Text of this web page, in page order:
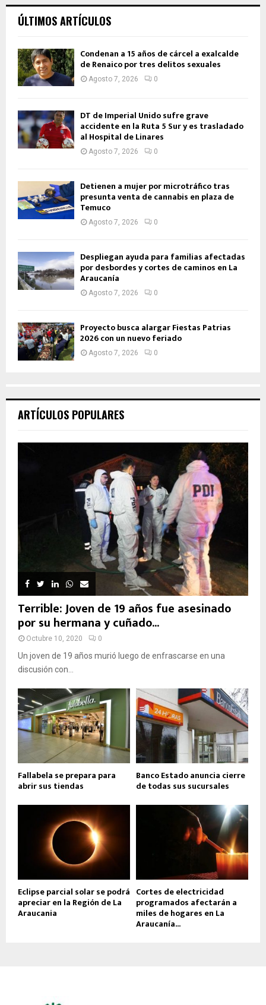
ÚLTIMOS ARTÍCULOS
Condenan a 15 años de cárcel a exalcalde
de Renaico por tres delitos sexuales
Agosto 7, 2026 0
DT de Imperial Unido sufre grave
accidente en la Ruta 5 Sur y es trasladado
al Hospital de Linares
Agosto 7, 2026 0
Detienen a mujer por microtráfico tras
presunta venta de cannabis en plaza de
Temuco
Agosto 7, 2026 0
Despliegan ayuda para familias afectadas
por desbordes y cortes de caminos en La
Araucanía
Agosto 7, 2026 0
Proyecto busca alargar Fiestas Patrias
2026 con un nuevo feriado
Agosto 7, 2026 0
ARTÍCULOS POPULARES
Terrible: Joven de 19 años fue asesinado
por su hermana y cuñado...
Octubre 10, 2020 0
Un joven de 19 años murió luego de enfrascarse en una
discusión con...
Fallabela se prepara para
abrir sus tiendas
Banco Estado anuncia cierre
de todas sus sucursales
Eclipse parcial solar se podrá
apreciar en la Región de La
Araucania
Cortes de electricidad
programados afectarán a
miles de hogares en La
Araucanía...